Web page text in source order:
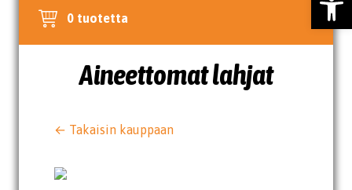
0 tuotetta
Aineettomat lahjat
← Takaisin kauppaan